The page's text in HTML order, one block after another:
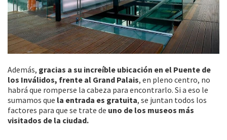
Además, gracias a su increíble ubicación en el Puente de
los Inválidos, frente al Grand Palais, en pleno centro, no
habrá que romperse la cabeza para encontrarlo. Si a eso le
sumamos que la entrada es gratuita, se juntan todos los
factores para que se trate de uno de los museos más
visitados de la ciudad.